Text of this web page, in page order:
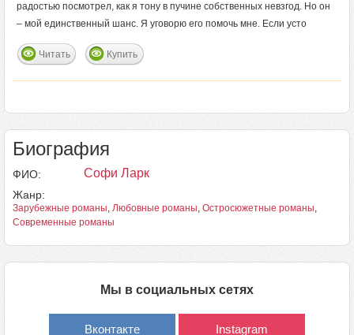
радостью посмотрел, как я тону в пучине собственных невзгод. Но он
– мой единственный шанс. Я уговорю его помочь мне. Если усто
Читать Купить
Биография
ФИО: Софи Ларк
Жанр:
Зарубежные романы, Любовные романы, Остросюжетные романы,
Современные романы
Мы в социальных сетях
Вконтакте Instagram